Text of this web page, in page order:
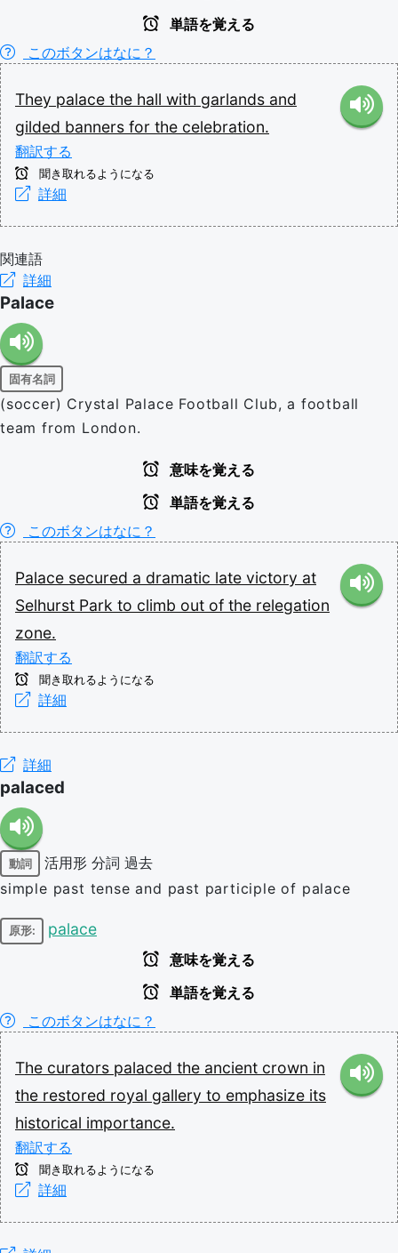
単語を覚える
このボタンはなに？
They palace the hall with garlands and
gilded banners for the celebration.
翻訳する
聞き取れるようになる
詳細
関連語
詳細
Palace
固有名詞
(soccer) Crystal Palace Football Club, a football
team from London.
意味を覚える
単語を覚える
このボタンはなに？
Palace secured a dramatic late victory at
Selhurst Park to climb out of the relegation
zone.
翻訳する
聞き取れるようになる
詳細
詳細
palaced
動詞 活用形 分詞 過去
simple past tense and past participle of palace
原形: palace
意味を覚える
単語を覚える
このボタンはなに？
The curators palaced the ancient crown in
the restored royal gallery to emphasize its
historical importance.
翻訳する
聞き取れるようになる
詳細